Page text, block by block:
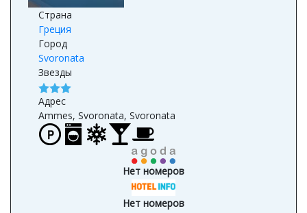
Страна
Греция
Город
Svoronata
Звезды
Адрес
Ammes, Svoronata, Svoronata
Нет номеров
Нет номеров